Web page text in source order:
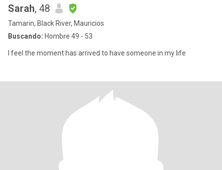
Sarah, 48
Tamarin, Black River, Mauricios
Buscando: Hombre 49 - 53
I feel the moment has arrived to have someone in my life